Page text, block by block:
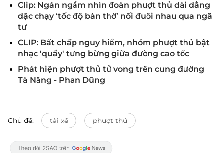
Clip: Ngán ngẩm nhìn đoàn phượt thủ dài dằng
dặc chạy ‘tốc độ bàn thờ’ nối đuôi nhau qua ngã
tư
CLIP: Bất chấp nguy hiểm, nhóm phượt thủ bật
nhạc 'quẩy' tưng bừng giữa đường cao tốc
Phát hiện phượt thủ tử vong trên cung đường
Tà Năng - Phan Dũng
Chủ đề: tài xế phượt thủ